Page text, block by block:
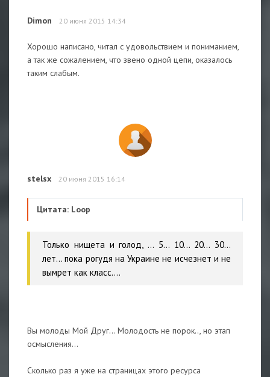
Dimon 20 июня 2015 14:34
Хорошо написано, читал с удовольствием и пониманием,
а так же сожалением, что звено одной цепи, оказалось
таким слабым.
stelsx 20 июня 2015 16:14
Цитата: Loop
Только нищета и голод, ... 5... 10... 20... 30...
лет... пока рогудя на Украине не исчезнет и не
вымрет как класс....
Вы молоды Мой Друг... Молодость не порок.., но этап
осмысления...
Сколько раз я уже на страницах этого ресурса